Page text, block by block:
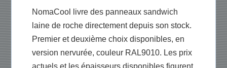
NomaCool livre des panneaux sandwich
laine de roche directement depuis son stock.
Premier et deuxième choix disponibles, en
version nervurée, couleur RAL9010. Les prix